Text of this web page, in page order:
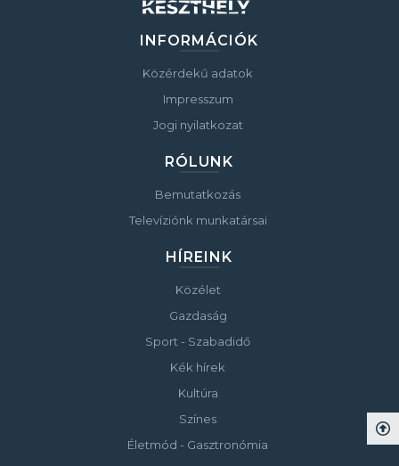
INFORMÁCIÓK
Közérdekű adatok
Impresszum
Jogi nyilatkozat
RÓLUNK
Bemutatkozás
Televíziónk munkatársai
HÍREINK
Közélet
Gazdaság
Sport - Szabadidő
Kék hírek
Kultúra
Színes
Életmód - Gasztronómia